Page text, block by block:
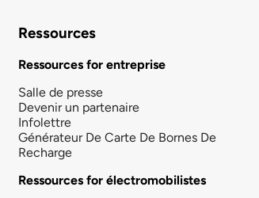
Ressources
Ressources for entreprise
Salle de presse
Devenir un partenaire
Infolettre
Générateur De Carte De Bornes De
Recharge
Ressources for électromobilistes